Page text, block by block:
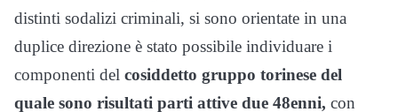
distinti sodalizi criminali, si sono orientate in una
duplice direzione è stato possibile individuare i
componenti del cosiddetto gruppo torinese del
quale sono risultati parti attive due 48enni, con